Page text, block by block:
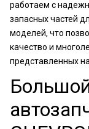
работаем с
запасных частей
моделей, что
качество и
представленных